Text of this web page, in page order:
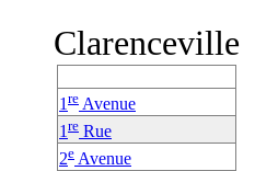
Clarenceville
1 re Avenue
1 re Rue
2e Avenue